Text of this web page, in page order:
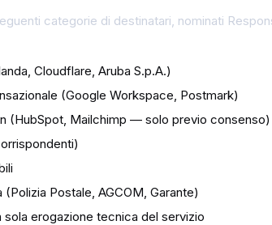
categorie di destinatari, nominati
Cloudflare, Aruba S.p.A.)
(Google Workspace, Postmark)
(HubSpot, Mailchimp — solo previo consenso)
Postale, AGCOM, Garante)
erogazione tecnica del servizio